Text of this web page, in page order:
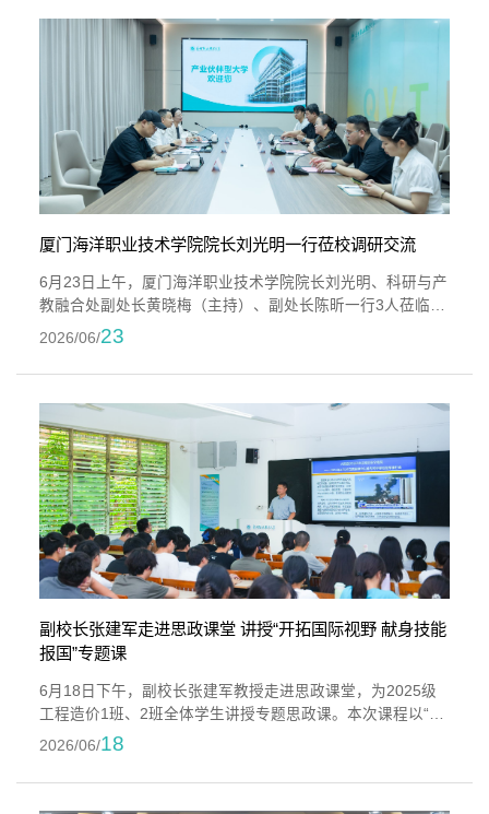
一堂，共同聆听毕业前的“最后一堂党课”。校党委书记傅志雄
厦门海洋职业技术学院院长刘光明一行莅校调研交流
6月23日上午，厦门海洋职业技术学院院长刘光明、科研与产
教融合处副处长黄晓梅（主持）、副处长陈昕一行3人莅临我
校开展专题调研。我校校长吴滨如、副校长郭霏霏、党政办
团队一行先后沿着校园参访路线，实地参观校园沙盘、校史
院、行云新能源产业学院、众创空间、艺术工坊等特色阵
地，细致了解我校依托“晋江经验”...
2026/06/23
副校长张建军走进思政课堂 讲授“开拓国际视野 献身技能
报国”专题课
6月18日下午，副校长张建军教授走进思政课堂，为2025级
工程造价1班、2班全体学生讲授专题思政课。本次课程以“开
拓国际视野 献身技能报国”为主线，围绕大国关系时代价值及
张建军以辨析“大国”内涵为切入点，从近代国际关系历史和当
2026/06/18